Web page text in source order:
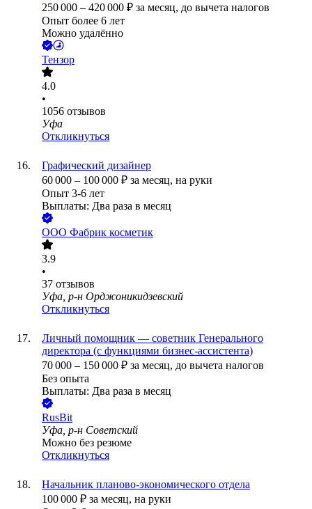
250 000 – 420 000 ₽ за месяц, до вычета налогов
Опыт более 6 лет
Можно удалённо
Тензор
4.0
•
1056 отзывов
Уфа
Откликнуться
Графический дизайнер
60 000 – 100 000 ₽ за месяц, на руки
Опыт 3-6 лет
Выплаты: Два раза в месяц
ООО Фабрик косметик
3.9
•
37 отзывов
Уфа, р-н Орджоникидзевский
Откликнуться
Личный помощник — советник Генерального
директора (с функциями бизнес-ассистента)
70 000 – 150 000 ₽ за месяц, до вычета налогов
Без опыта
Выплаты: Два раза в месяц
RusBit
Уфа, р-н Советский
Можно без резюме
Откликнуться
Начальник планово-экономического отдела
100 000 ₽ за месяц, на руки